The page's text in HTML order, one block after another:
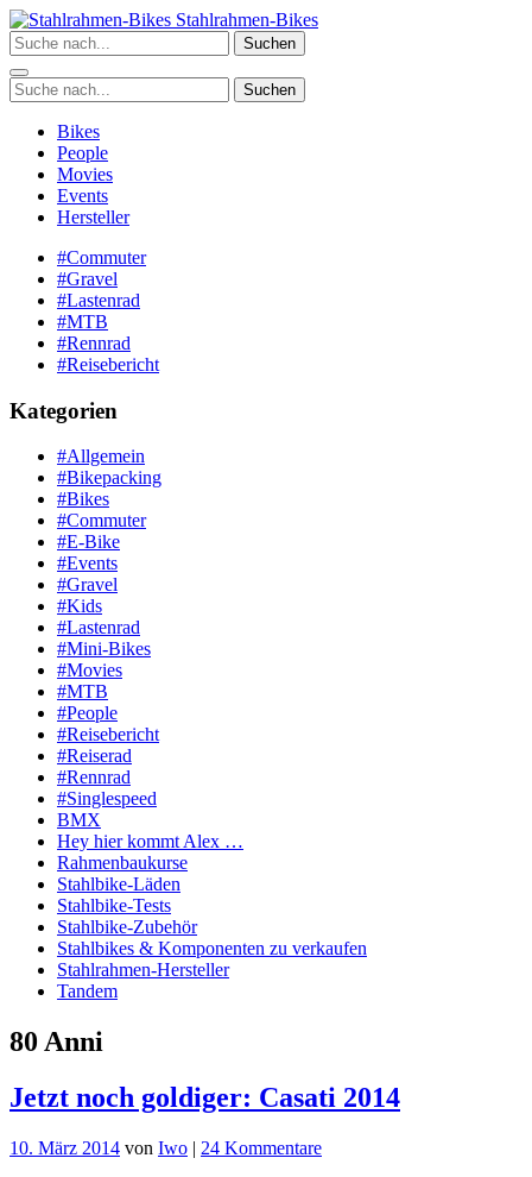
Zum
Inhalt
springen
Stahlrahmen-Bikes
Suchen
Suchen
Bikes
People
Movies
Events
Hersteller
#Commuter
#Gravel
#Lastenrad
#MTB
#Rennrad
#Reisebericht
Kategorien
#Allgemein
#Bikepacking
#Bikes
#Commuter
#E-Bike
#Events
#Gravel
#Kids
#Lastenrad
#Mini-Bikes
#Movies
#MTB
#People
#Reisebericht
#Reiserad
#Rennrad
#Singlespeed
BMX
Hey hier kommt Alex …
Rahmenbaukurse
Stahlbike-Läden
Stahlbike-Tests
Stahlbike-Zubehör
Stahlbikes & Komponenten zu verkaufen
Stahlrahmen-Hersteller
Tandem
80 Anni
Jetzt noch goldiger: Casati 2014
10. März 2014 von Iwo | 24 Kommentarezu